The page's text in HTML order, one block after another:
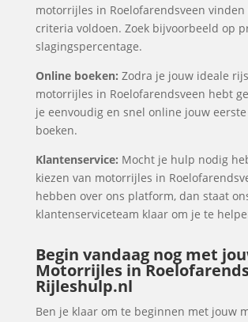
motorrijles in Roelofarendsveen
criteria voldoen. Zoek bijvoorbeeld op
slagingspercentage.
Online boeken: Zodra je jouw ideale
motorrijles in Roelofarendsveen hebt
je eenvoudig en snel online jouw
boeken.
Klantenservice: Mocht je hulp nodig
kiezen van motorrijles in
hebben over ons platform, dan staat
klantenserviceteam klaar om je te
Begin vandaag nog met
Motorrijles in
Rijleshulp.nl
Ben je klaar om te beginnen met jouw